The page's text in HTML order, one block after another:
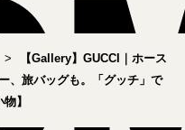
【Gallery】GUCCI｜ホース
、旅バッグも。「グッチ」で
】